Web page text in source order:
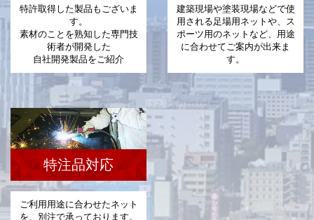
特許取得した製品もございま
す。
素材のことを熟知した専門技
術者が開発した
自社開発製品をご紹介
建築現場や塗装現場などで使
用される足場用ネットや、ス
ポーツ用のネットなど、用途
に合わせてご案内が出来ま
す。
特注品対応
ご利用用途に合わせたネット
を、別注で承っております。